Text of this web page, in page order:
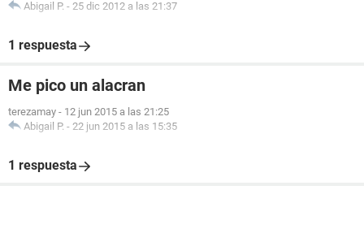
Abigail P. - 25 dic 2012 a las 21:37
1 respuesta
Me pico un alacran
terezamay - 12 jun 2015 a las 21:25
Abigail P. - 22 jun 2015 a las 15:35
1 respuesta